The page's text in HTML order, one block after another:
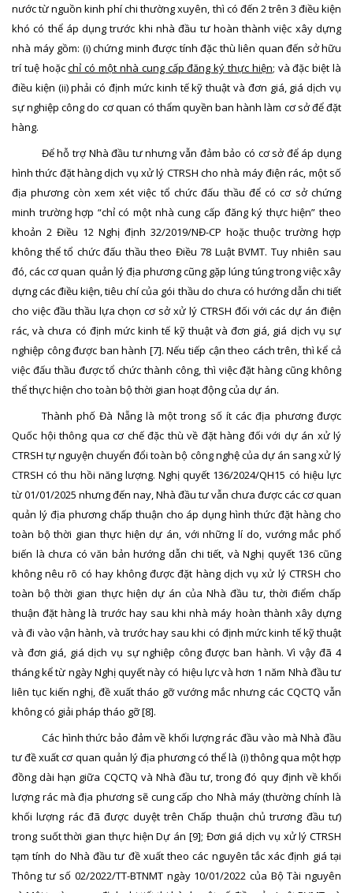
nước từ nguồn kinh phí chi thường xuyên, thì có đến 2 trên 3 điều kiện
khó có thể áp dụng trước khi nhà đầu tư hoàn thành việc xây dựng
nhà máy gồm: (i) chứng minh được tính đặc thù liên quan đến sở hữu
trí tuệ hoặcchỉ có một nhà cung cấp đăng ký thực hiện; và đặc biệt là
điều kiện (ii) phải có định mức kinh tế kỹ thuật và đơn giá, giá dịch vụ
sự nghiệp công do cơ quan có thẩm quyền ban hành làm cơ sở để đặt
hàng.
Để hỗ trợ Nhà đầu tư nhưng vẫn đảm bảo có cơ sở để áp dụng
hình thức đặt hàng dịch vụ xử lý CTRSH cho nhà máy điện rác, một số
địa phương còn xem xét việc tổ chức đấu thầu để có cơ sở chứng
minh trường hợp “chỉ có một nhà cung cấp đăng ký thực hiện” theo
khoản 2 Điều 12 Nghị định 32/2019/NĐ-CP hoặc thuộc trường hợp
không thể tổ chức đấu thầu theo Điều 78 Luật BVMT. Tuy nhiên sau
đó, các cơ quan quản lý địa phương cũng gặp lúng túng trong việc xây
dựng các điều kiện, tiêu chí của gói thầu do chưa có hướng dẫn chi tiết
cho việc đầu thầu lựa chọn cơ sở xử lý CTRSH đối với các dự án điện
rác, và chưa có định mức kinh tế kỹ thuật và đơn giá, giá dịch vụ sự
nghiệp công được ban hành [7]. Nếu tiếp cận theo cách trên, thì kể cả
việc đấu thầu được tổ chức thành công, thì việc đặt hàng cũng không
thể thực hiện cho toàn bộ thời gian hoạt động của dự án.
Thành phố Đà Nẵng là một trong số ít các địa phương được
Quốc hội thông qua cơ chế đặc thù về đặt hàng đối với dự án xử lý
CTRSH tự nguyện chuyển đổi toàn bộ công nghệ của dự án sang xử lý
CTRSH có thu hồi năng lượng. Nghị quyết 136/2024/QH15 có hiệu lực
từ 01/01/2025 nhưng đến nay, Nhà đầu tư vẫn chưa được các cơ quan
quản lý địa phương chấp thuận cho áp dụng hình thức đặt hàng cho
toàn bộ thời gian thực hiện dự án, với những lí do, vướng mắc phổ
biến là chưa có văn bản hướng dẫn chi tiết, và Nghị quyết 136 cũng
không nêu rõ có hay không được đặt hàng dịch vụ xử lý CTRSH cho
toàn bộ thời gian thực hiện dự án của Nhà đầu tư, thời điểm chấp
thuận đặt hàng là trước hay sau khi nhà máy hoàn thành xây dựng
và đi vào vận hành, và trước hay sau khi có định mức kinh tế kỹ thuật
và đơn giá, giá dịch vụ sự nghiệp công được ban hành. Vì vậy đã 4
tháng kể từ ngày Nghị quyết này có hiệu lực và hơn 1 năm Nhà đầu tư
liên tục kiến nghị, đề xuất tháo gỡ vướng mắc nhưng các CQCTQ vẫn
không có giải pháp tháo gỡ[8].
Các hình thức bảo đảm về khối lượng rác đầu vào mà Nhà đầu
tư đề xuất cơ quan quản lý địa phương có thể là (i) thông qua một hợp
đồng dài hạn giữa CQCTQ và Nhà đầu tư, trong đó quy định về khối
lượng rác mà địa phương sẽ cung cấp cho Nhà máy (thường chính là
khối lượng rác đã được duyệt trên Chấp thuận chủ trương đầu tư)
trong suốt thời gian thực hiện Dự án [9]; Đơn giá dịch vụ xử lý CTRSH
tạm tính do Nhà đầu tư đề xuất theo các nguyên tắc xác định giá tại
Thông tư số 02/2022/TT-BTNMT ngày 10/01/2022 của Bộ Tài nguyên